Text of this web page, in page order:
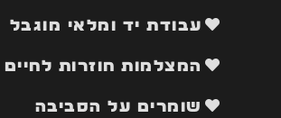
עבודת יד ומלאי מוגבל
המצלמות חוזרות לחיים
שומרים על הסביבה